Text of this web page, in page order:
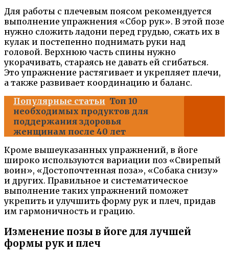
Для работы с плечевым поясом рекомендуется
выполнение упражнения «Сбор рук». В этой позе
нужно сложить ладони перед грудью, сжать их в
кулак и постепенно поднимать руки над
головой. Верхнюю часть спины нужно
укорачивать, стараясь не давать ей сгибаться.
Это упражнение растягивает и укрепляет плечи,
а также развивает координацию и баланс.
Популярные статьи Топ 10
необходимых продуктов для
поддержания здоровья
женщинам после 40 лет
Кроме вышеуказанных упражнений, в йоге
широко используются вариации поз «Свирепый
воин», «Достопочтенная поза», «Собака снизу»
и других. Правильное и систематическое
выполнение таких упражнений поможет
укрепить и улучшить форму рук и плеч, придав
им гармоничность и грацию.
Изменение позы в йоге для лучшей
формы рук и плеч